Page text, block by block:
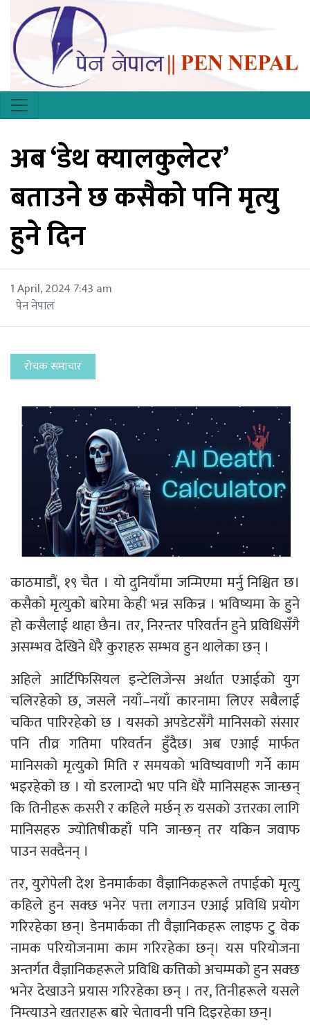
अब ‘डेथ क्यालकुलेटर’
बताउने छ कसैको पनि मृत्यु
हुने दिन
1 April, 2024 7:43 am
पेन नेपाल
रोचक समाचार
काठमाडौं, १९ चैत । यो दुनियाँमा जन्मिएमा मर्नु निश्चित छ।
कसैको मृत्युको बारेमा केही भन्न सकिन्न । भविष्यमा के हुने
हो कसैलाई थाहा छैन। तर, निरन्तर परिवर्तन हुने प्रविधिसँगै
असम्भव देखिने धेरै कुराहरु सम्भव हुन थालेका छन् ।
अहिले आर्टिफिसियल इन्टेलिजेन्स अर्थात एआईको युग
चलिरहेको छ, जसले नयाँ–नयाँ कारनामा लिएर सबैलाई
चकित पारिरहेको छ । यसको अपडेटसँगै मानिसको संसार
पनि तीव्र गतिमा परिवर्तन हुँदैछ। अब एआई मार्फत
मानिसको मृत्युको मिति र समयको भविष्यवाणी गर्ने काम
भइरहेको छ । यो डरलाग्दो भए पनि धेरै मानिसहरू जान्छन्
कि तिनीहरू कसरी र कहिले मर्छन् रु यसको उत्तरका लागि
मानिसहरु ज्योतिषीकहाँ पनि जान्छन् तर यकिन जवाफ
पाउन सक्दैनन् ।
तर, युरोपेली देश डेनमार्कका वैज्ञानिकहरूले तपाईको मृत्यु
कहिले हुन सक्छ भनेर पत्ता लगाउन एआई प्रविधि प्रयोग
गरिरहेका छन्। डेनमार्कका ती वैज्ञानिकहरू लाइफ टु वेक
नामक परियोजनामा ​​काम गरिरहेका छन्। यस परियोजना
अन्तर्गत वैज्ञानिकहरूले प्रविधि कत्तिको अचम्मको हुन सक्छ
भनेर देखाउने प्रयास गरिरहेका छन् । तर, तिनीहरूले यसले
निम्त्याउने खतराहरू बारे चेतावनी पनि दिइरहेका छन्।